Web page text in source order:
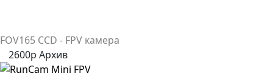
FOV165 CCD - FPV камера
2600р Архив